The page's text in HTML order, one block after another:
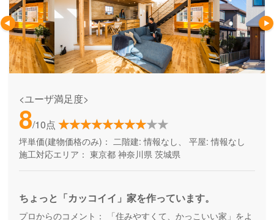
<ユーザ満足度>
8/10点
坪単価(建物価格のみ)： 二階建: 情報なし、 平屋: 情報なし
施工対応エリア： 東京都 神奈川県 茨城県
ちょっと「カッコイイ」家を作っています。
プロからのコメント：
「住みやすくて、かっこいい家」をよ